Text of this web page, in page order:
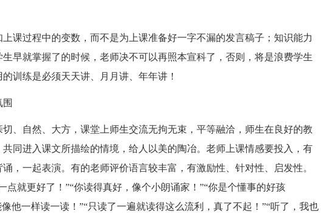
课过程中的变数，而不是为上课准备好一字不漏的发言稿子；知识能力
早就掌握了的时候，老师决不可以再照本宣科了，否则，将是浪费学生
训练是必须天天讲、月月讲、年年讲！
、自然、大方，课堂上师生交流无拘无束，平等融洽，师生在良好的教
同进入课文所描绘的情境，给人以美的陶冶。老师上课情感要投入，有
，一起表演。有的老师评价语言较丰富，有激励性、针对性、启发性。
点就更好了！”“你读得真好，像个小朗诵家！”“你是个懂事的好孩
他一样读一读！”“只读了一遍就读得这么流利，真了不起！”“听了，我也